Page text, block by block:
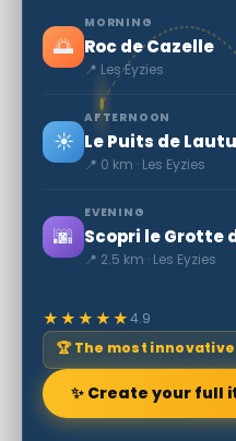
🌅
MORNING
Roc de Cazelle
📍 Les Eyzies
☀️
AFTERNOON
Le Puits de
📍 0 km · Les Eyzies
🌆
EVENING
📍 2.5 km · Les Eyzies
★★★★★4.9
🏆 The most
✨ Create your full